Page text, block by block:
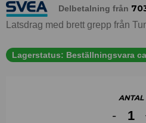
Delbetalning från
Latsdrag med brett grepp från
Lagerstatus: Beställningsvara
ANTAL